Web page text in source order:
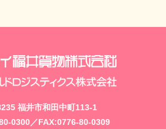
福井市和田中町113-1
0300／FAX:0776-80-0309